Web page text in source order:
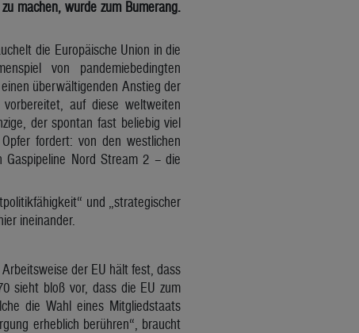
machen, wurde zum Bumerang.
die Europäische Union in die
von pandemiebedingten
überwältigenden Anstieg der
auf diese weltweiten
der spontan fast beliebig viel
fordert: von den westlichen
Nord Stream 2 – die
und „strategischer
ineinander.
der EU hält fest, dass
sieht bloß vor, dass die EU zum
die Wahl eines Mitgliedstaats
erheblich berühren“, braucht